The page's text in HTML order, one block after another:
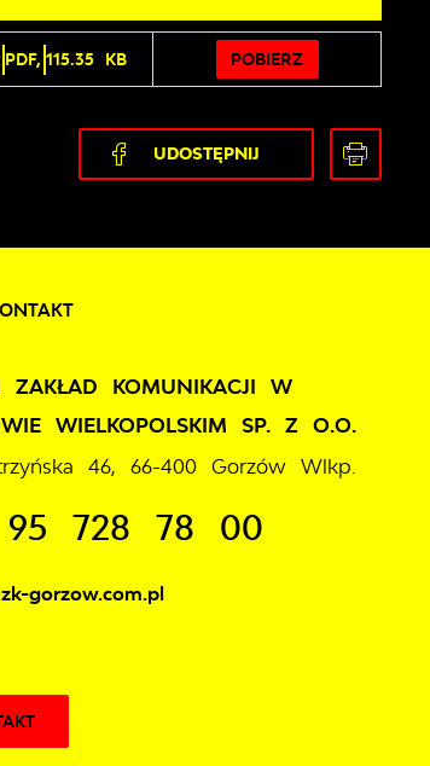
PDF, 115.35 KB POBIERZ
UDOSTĘPNIJ
ZAKŁAD KOMUNIKACJI W
WIELKOPOLSKIM SP. Z O.O.
46, 66-400 Gorzów Wlkp.
95 728 78 00
gorzow.com.pl